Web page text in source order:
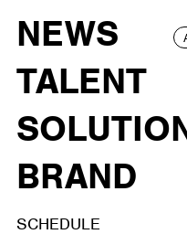
NEWS
TALENT
BRAND
SCHEDULE